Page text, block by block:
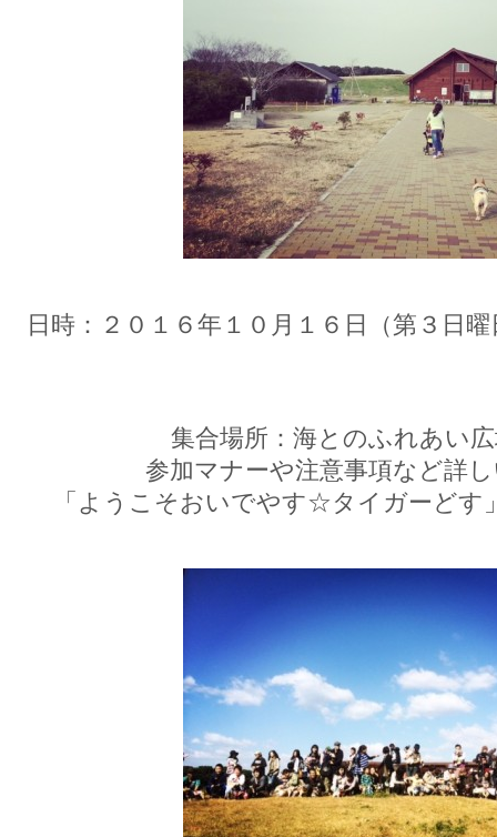
日時：２０１６年１０月１６日（第３日
集合場所：海とのふれあい
参加マナーや注意事項など詳
「ようこそおいでやす☆タイガーどす